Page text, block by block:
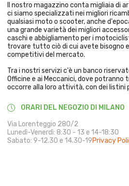
Il nostro magazzino conta migliaia di
ci siamo specializzati nei migliori
qualsiasi moto o scooter, anche
una grande varietà dei migliori
caschi e abbigliamento per i
trovare tutto ciò di cui avete bisogno
competitivi del mercato.
Tra i nostri servizi c'è un banco
Officine e ai Meccanici, dove
occorre alla loro attività, con dei listini
ORARI DEL NEGOZIO DI MILANO
Via Lorenteggio 280/2
Lunedì-Venerdì: 8:30 - 13 e 14-18:30
Sabato: 9-12.30 e 14.30-19Privacy